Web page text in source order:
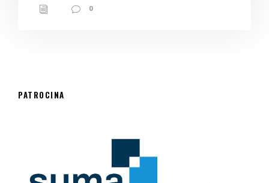
0
PATROCINA